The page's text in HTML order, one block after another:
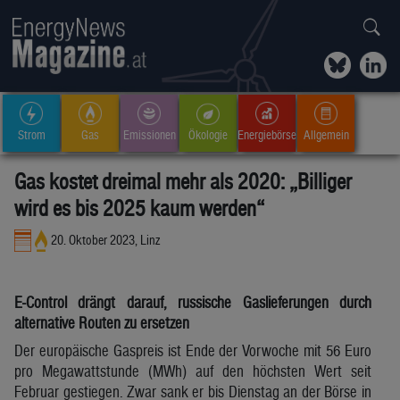
Strom Gas Emissionen Ökologie Energiebörse Allgemein
Gas kostet dreimal mehr als 2020: „Billiger
wird es bis 2025 kaum werden“
20. Oktober 2023, Linz
E-Control drängt darauf, russische Gaslieferungen durch
alternative Routen zu ersetzen
Der europäische Gaspreis ist Ende der Vorwoche mit 56 Euro
pro Megawattstunde (MWh) auf den höchsten Wert seit
Februar gestiegen. Zwar sank er bis Dienstag an der Börse in